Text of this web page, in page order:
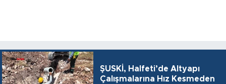
ŞUSKİ, Halfeti’de Altyapı
Çalışmalarına Hız Kesmeden